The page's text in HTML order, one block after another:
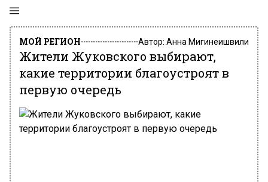
МОЙ РЕГИОН Автор: Анна Мигинеишвили
Жители Жуковского выбирают,
какие территории благоустроят в
первую очередь